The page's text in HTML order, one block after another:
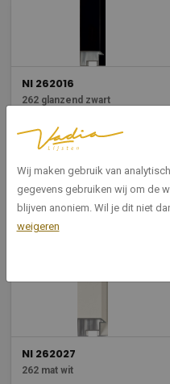
NI 262016
262 glanzend zwart
Breedte: 30
Hoogte: 20
Bekijken
NI 262027
262 mat wit
Wij maken gebruik van
gegevens gebruiken wij om de
blijven anoniem. Wil je dit niet
weigeren